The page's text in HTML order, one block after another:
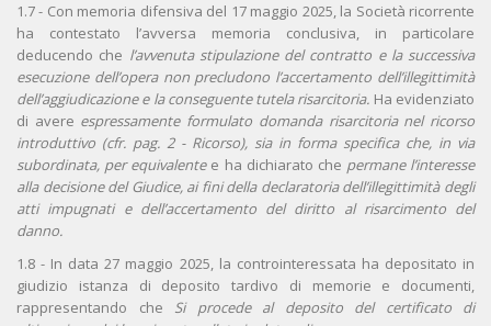
1.7 - Con memoria difensiva del 17 maggio 2025, la Società ricorrente
ha contestato l’avversa memoria conclusiva, in particolare
deducendo che l’avvenuta stipulazione del contratto e la successiva
esecuzione dell’opera non precludono l’accertamento dell’illegittimità
dell’aggiudicazione e la conseguente tutela risarcitoria. Ha evidenziato
di avere espressamente formulato domanda risarcitoria nel ricorso
introduttivo (cfr. pag. 2 - Ricorso), sia in forma specifica che, in via
subordinata, per equivalentee ha dichiarato che permane l’interesse
alla decisione del Giudice, ai fini della declaratoria dell’illegittimità degli
atti impugnati e dell’accertamento del diritto al risarcimento del
danno.
1.8 - In data 27 maggio 2025, la controinteressata ha depositato in
giudizio istanza di deposito tardivo di memorie e documenti,
rappresentando che Si procede al deposito del certificato di